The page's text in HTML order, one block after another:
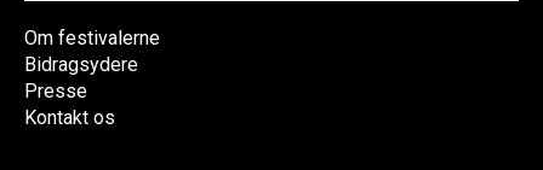
Om festivalerne
Bidragsydere
Presse
Kontakt os